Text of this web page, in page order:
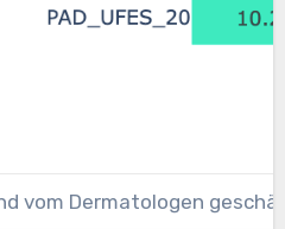
vom Dermatologen